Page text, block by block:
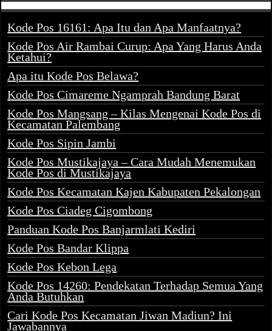
Kode Pos 16161: Apa Itu dan Apa Manfaatnya?
Kode Pos Air Rambai Curup: Apa Yang Harus Anda
Ketahui?
Apa itu Kode Pos Belawa?
Kode Pos Cimareme Ngamprah Bandung Barat
Kode Pos Mangsang – Kilas Mengenai Kode Pos di
Kecamatan Palembang
Kode Pos Sipin Jambi
Kode Pos Mustikajaya – Cara Mudah Menemukan
Kode Pos di Mustikajaya
Kode Pos Kecamatan Kajen Kabupaten Pekalongan
Kode Pos Ciadeg Cigombong
Panduan Kode Pos Banjarmlati Kediri
Kode Pos Bandar Klippa
Kode Pos Kebon Lega
Kode Pos 14260: Pendekatan Terhadap Semua Yang
Anda Butuhkan
Cari Kode Pos Kecamatan Jiwan Madiun? Ini
Jawabannya